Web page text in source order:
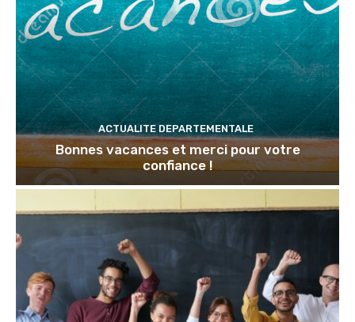
ACTUALITE DEPARTEMENTALE
Bonnes vacances et merci pour votre
confiance !